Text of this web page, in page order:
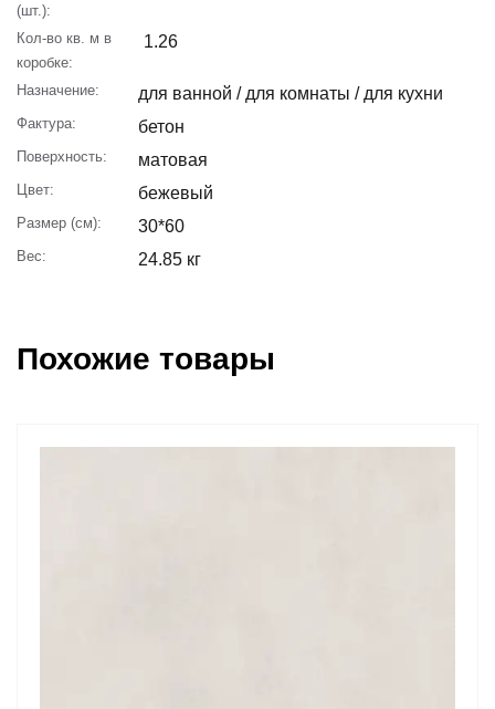
(шт.):
Кол-во кв. м в
коробке:
1.26
Назначение: для ванной / для комнаты / для кухни
Фактура: бетон
Поверхность: матовая
Цвет: бежевый
Размер (см): 30*60
Вес: 24.85 кг
Похожие товары